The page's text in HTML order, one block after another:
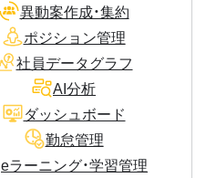
異動案作成・集約
ポジション管理
社員データグラフ
AI分析
ダッシュボード
勤怠管理
eラーニング・学習管理